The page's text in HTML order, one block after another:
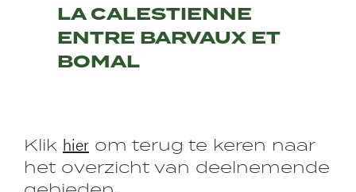
LA CALESTIENNE
ENTRE BARVAUX ET
BOMAL
Klik hier om terug te keren naar
het overzicht van deelnemende